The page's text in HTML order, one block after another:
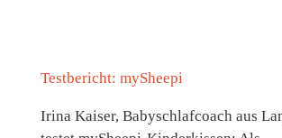
Testbericht: mySheepi
Irina Kaiser, Babyschlafcoach aus